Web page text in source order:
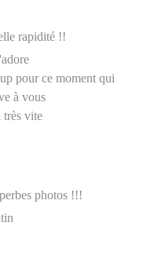
rapidité !!
pour ce moment qui
à vous
très vite
photos !!!